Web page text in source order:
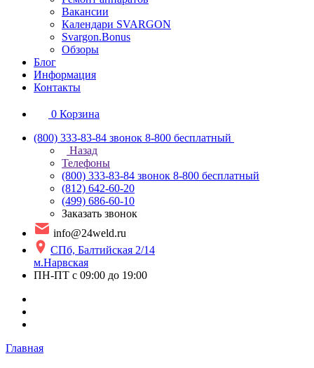
Вакансии
Календари SVARGON
Svargon.Bonus
Обзоры
Блог
Информация
Контакты
0 Корзина
(800) 333-83-84 звонок 8-800 бесплатный
Назад
Телефоны
(800) 333-83-84 звонок 8-800 бесплатный
(812) 642-60-20
(499) 686-60-10
Заказать звонок
info@24weld.ru
СПб, Балтийская 2/14
м.Нарвская
ПН-ПТ с 09:00 до 19:00
Главная